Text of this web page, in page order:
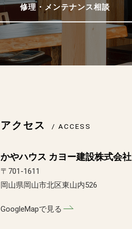
修理・メンテナンス相談
アクセス / ACCESS
かやハウス カヨー建設株式会社
〒701-1611
岡山県岡山市北区東山内526
GoogleMapで見る